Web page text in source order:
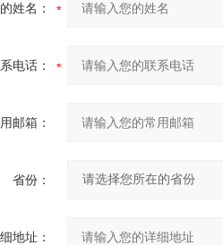
姓名：
电话：
邮箱：
省份：
地址：